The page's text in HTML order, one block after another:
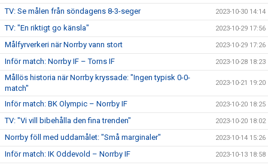
TV: Se målen från söndagens 8-3-seger 2023-10-30 14:14
TV: "En riktigt go känsla" 2023-10-29 17:56
Målfyrverkeri när Norrby vann stort 2023-10-29 17:26
Inför match: Norrby IF – Torns IF 2023-10-28 18:23
Mållös historia när Norrby kryssade: "Ingen typisk 0-0-
match"
2023-10-21 19:20
Inför match: BK Olympic – Norrby IF 2023-10-20 18:25
TV: "Vi vill bibehålla den fina trenden" 2023-10-20 18:02
Norrby föll med uddamålet: "Små marginaler" 2023-10-14 15:26
Inför match: IK Oddevold – Norrby IF 2023-10-13 18:58